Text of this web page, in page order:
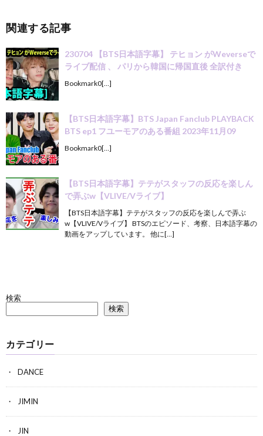
関連する記事
230704 【BTS日本語字幕】 テヒョン がWeverseで
ライブ配信 、 パリから韓国に帰国直後 全訳付き
Bookmark0[…]
【BTS日本語字幕】BTS Japan Fanclub PLAYBACK
BTS ep1 フユーモアのある番組 2023年11月09
Bookmark0[…]
【BTS日本語字幕】テテがスタッフの反応を楽しん
で弄ぶw【VLIVE/Vライブ】
【BTS日本語字幕】テテがスタッフの反応を楽しんで弄ぶ
w【VLIVE/Vライブ】 BTSのエピソード、考察、日本語字幕の
動画をアップしています。 他に[…]
検索
検索
カテゴリー
DANCE
JIMIN
JIN